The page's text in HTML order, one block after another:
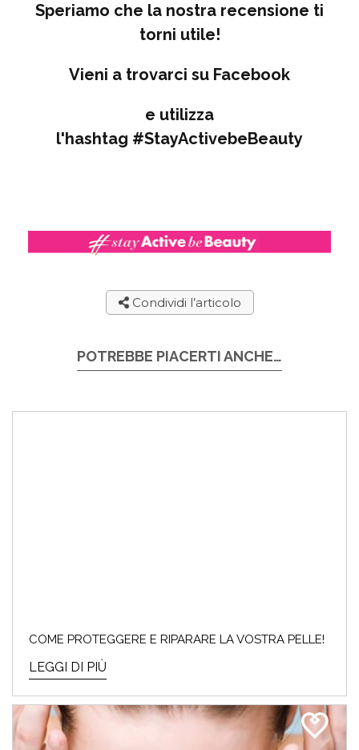
Speriamo che la nostra recensione ti
torni utile!
Vieni a trovarci su Facebook
e utilizza
l'hashtag #StayActivebeBeauty
Condividi l’articolo
POTREBBE PIACERTI ANCHE…
COME PROTEGGERE E RIPARARE LA VOSTRA PELLE!
LEGGI DI PIÙ